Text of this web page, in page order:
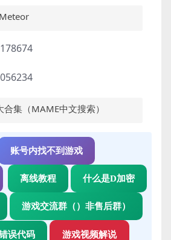
集（MAME中文搜索）
账号内找不到游戏
离线教程 什么是D加密
游戏交流群（）非售后群）
误代码 游戏视频解说